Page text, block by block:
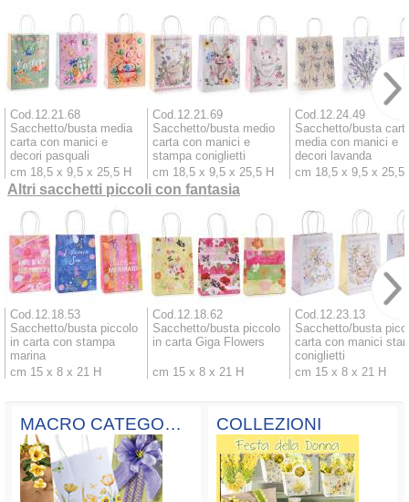
Cod.12.21.68
Sacchetto/busta media
carta con manici e
decori pasquali
cm 18,5 x 9,5 x 25,5 H
Cod.12.21.69
Sacchetto/busta medio
carta con manici e
stampa coniglietti
cm 18,5 x 9,5 x 25,5 H
Cod.12.24.49
Sacchetto/busta
media con manici e
decori lavanda
cm 18,5 x 9,5 x 25,5
Altri sacchetti piccoli con fantasia
Cod.12.18.53
Sacchetto/busta piccolo
in carta con stampa
marina
cm 15 x 8 x 21 H
Cod.12.18.62
Sacchetto/busta piccolo
in carta Giga Flowers
cm 15 x 8 x 21 H
Cod.12.23.13
Sacchetto/busta
carta con manici
coniglietti
cm 15 x 8 x 21 H
MACRO CATEGORIE COLLEZIONI